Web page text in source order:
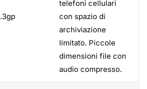
.3gp
telefoni cellulari
con spazio di
archiviazione
limitato. Piccole
dimensioni file con
audio compresso.